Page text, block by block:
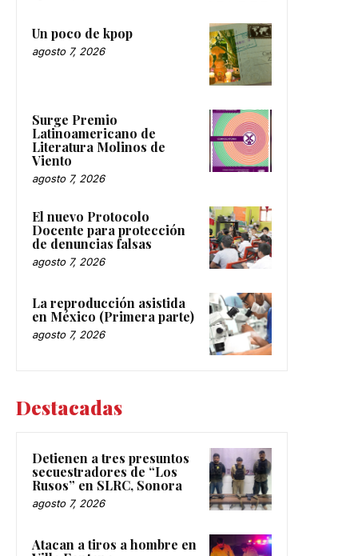
Un poco de kpop
agosto 7, 2026
Surge Premio
Latinoamericano de
Literatura Molinos de
Viento
agosto 7, 2026
El nuevo Protocolo
Docente para protección
de denuncias falsas
agosto 7, 2026
La reproducción asistida
en México (Primera parte)
agosto 7, 2026
Destacadas
Detienen a tres presuntos
secuestradores de “Los
Rusos” en SLRC, Sonora
agosto 7, 2026
Atacan a tiros a hombre en